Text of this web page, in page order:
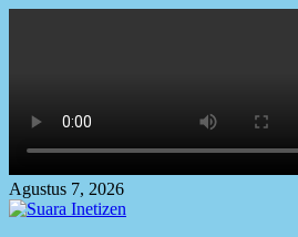
Agustus 7, 2026